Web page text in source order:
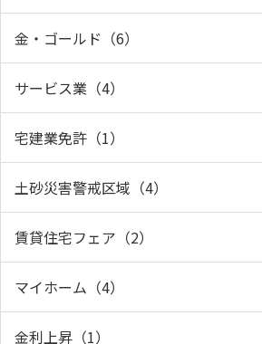
金・ゴールド（6）
サービス業（4）
宅建業免許（1）
土砂災害警戒区域（4）
賃貸住宅フェア（2）
マイホーム（4）
金利上昇（1）